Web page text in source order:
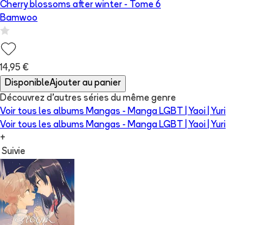
Cherry blossoms after winter - Tome 6
Bamwoo
14,95 €
DisponibleAjouter au panier
Découvrez d'autres séries du même genre
Voir tous les albums Mangas - Manga LGBT | Yaoi | Yuri
Voir tous les albums Mangas - Manga LGBT | Yaoi | Yuri
+
Suivie